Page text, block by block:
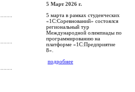
5 Март 2026 г.
5 марта в рамках студенческих
«1С:Соревнований» состоялся
региональный тур
Международной олимпиады по
программированию на
платформе «1С:Предприятие
8».
подробнее